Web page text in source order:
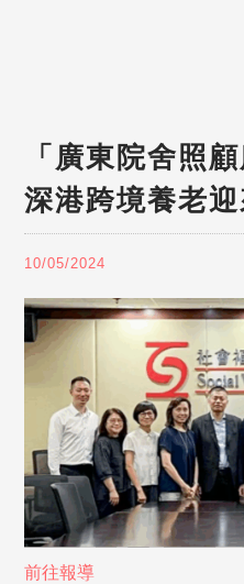
「廣東院舍照
深港跨境養老迎
10/05/2024
前往報導